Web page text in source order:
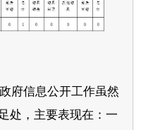
府信息公开工作虽然
处，主要表现在：一